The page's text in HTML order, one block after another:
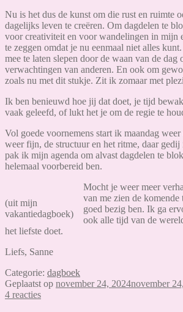
Nu is het dus de kunst om die rust en ruimte
dagelijks leven te creëren. Om dagdelen te
voor creativiteit en voor wandelingen in mijn
te zeggen omdat je nu eenmaal niet alles
mee te laten slepen door de waan van de dag
verwachtingen van anderen. En ook om
zoals nu met dit stukje. Zit ik zomaar met
Ik ben benieuwd hoe jij dat doet, je tijd
vaak geleefd, of lukt het je om de regie te
Vol goede voornemens start ik maandag
weer fijn, de structuur en het ritme, daar
pak ik mijn agenda om alvast dagdelen te
helemaal voorbereid ben.
(uit mijn
vakantiedagboek)
Mocht je weer meer
van me zien de
goed bezig ben. Ik ga
ook alle tijd van de
het liefste doet.
Liefs, Sanne
Categorie: dagboek
Geplaatst op november 24, 2024november
4 reacties